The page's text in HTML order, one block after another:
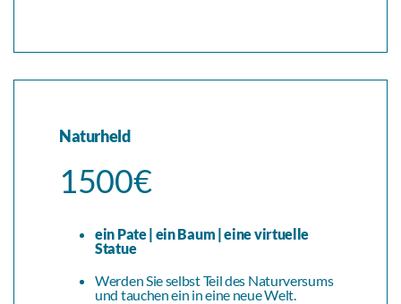
Naturheld
1500€
ein Pate | ein Baum | eine virtuelle
Statue
Werden Sie selbst Teil des Naturversums
und tauchen ein in eine neue Welt.